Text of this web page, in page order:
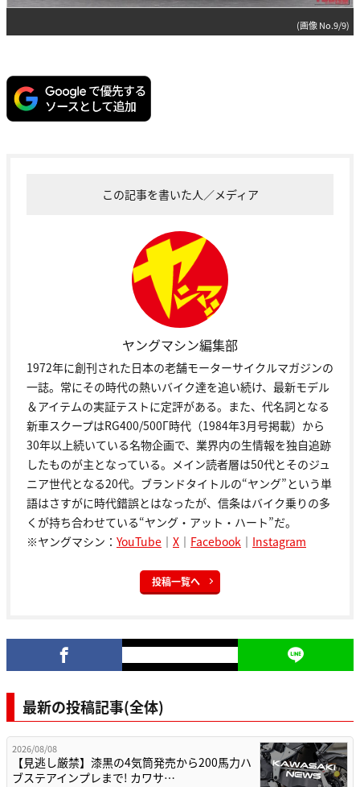
(画像 No.9/9)
この記事を書いた人／メディア
ヤングマシン編集部
1972年に創刊された日本の老舗モーターサイクルマガジンの
一誌。常にその時代の熱いバイク達を追い続け、最新モデル
＆アイテムの実証テストに定評がある。また、代名詞となる
新車スクープはRG400/500Γ時代（1984年3月号掲載）から
30年以上続いている名物企画で、業界内の生情報を独自追跡
したものが主となっている。メイン読者層は50代とそのジュ
ニア世代となる20代。ブランドタイトルの“ヤング”という単
語はさすがに時代錯誤とはなったが、信条はバイク乗りの多
くが持ち合わせている“ヤング・アット・ハート”だ。
※ヤングマシン： YouTube ｜ X ｜ Facebook ｜ Instagram
投稿一覧へ
最新の投稿記事(全体)
2026/08/08
【見逃し厳禁】漆黒の4気筒発売から200馬力ハ
ブステアインプレまで! カワサ…